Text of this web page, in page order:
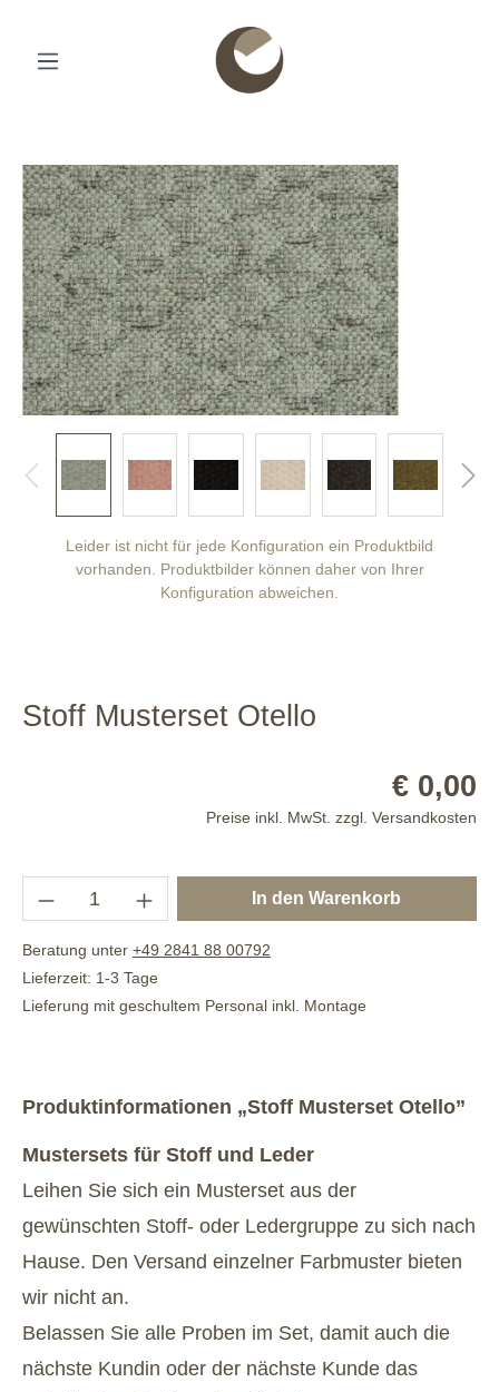
Leider ist nicht für jede Konfiguration ein Produktbild
vorhanden. Produktbilder können daher von Ihrer
Konfiguration abweichen.
Stoff Musterset Otello
€ 0,00
Preise inkl. MwSt. zzgl. Versandkosten
In den Warenkorb
Beratung unter +49 2841 88 00792
Lieferzeit: 1-3 Tage
Lieferung mit geschultem Personal inkl. Montage
Produktinformationen „Stoff Musterset Otello”
Mustersets für Stoff und Leder
Leihen Sie sich ein Musterset aus der
gewünschten Stoff- oder Ledergruppe zu sich nach
Hause. Den Versand einzelner Farbmuster bieten
wir nicht an.
Belassen Sie alle Proben im Set, damit auch die
nächste Kundin oder der nächste Kunde das